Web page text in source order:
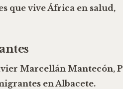
que vive África en salud,
Marcellán Mantecón,
en Albacete.